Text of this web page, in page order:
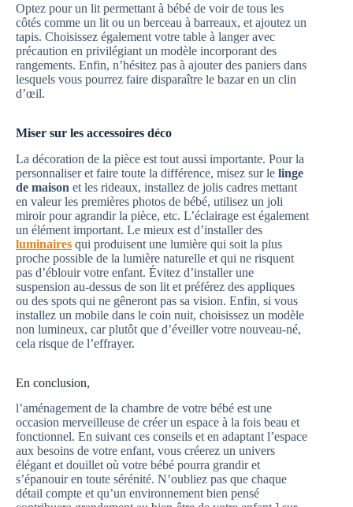
Optez pour un lit permettant à bébé de voir de tous les
côtés comme un lit ou un berceau à barreaux, et ajoutez un
tapis. Choisissez également votre table à langer avec
précaution en privilégiant un modèle incorporant des
rangements. Enfin, n’hésitez pas à ajouter des paniers dans
lesquels vous pourrez faire disparaître le bazar en un clin
d’œil.
Miser sur les accessoires déco
La décoration de la pièce est tout aussi importante. Pour la
personnaliser et faire toute la différence, misez sur le linge
de maison et les rideaux, installez de jolis cadres mettant
en valeur les premières photos de bébé, utilisez un joli
miroir pour agrandir la pièce, etc. L’éclairage est également
un élément important. Le mieux est d’installer des
luminaires qui produisent une lumière qui soit la plus
proche possible de la lumière naturelle et qui ne risquent
pas d’éblouir votre enfant. Évitez d’installer une
suspension au-dessus de son lit et préférez des appliques
ou des spots qui ne gêneront pas sa vision. Enfin, si vous
installez un mobile dans le coin nuit, choisissez un modèle
non lumineux, car plutôt que d’éveiller votre nouveau-né,
cela risque de l’effrayer.
En conclusion,
l’aménagement de la chambre de votre bébé est une
occasion merveilleuse de créer un espace à la fois beau et
fonctionnel. En suivant ces conseils et en adaptant l’espace
aux besoins de votre enfant, vous créerez un univers
élégant et douillet où votre bébé pourra grandir et
s’épanouir en toute sérénité. N’oubliez pas que chaque
détail compte et qu’un environnement bien pensé